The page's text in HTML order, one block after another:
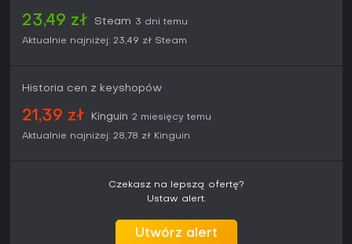
23,49 zł Steam 3 dni temu
Aktualnie najniżej: 23,49 zł Steam
Historia cen z keyshopów
21,39 zł Kinguin 2 miesięcy temu
Aktualnie najniżej: 28,78 zł Kinguin
Czekasz na lepszą ofertę?
Ustaw alert.
Utwórz alert